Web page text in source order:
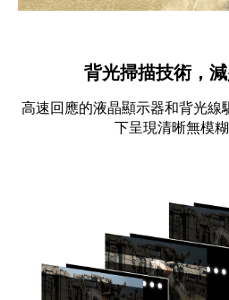
背光掃描技術，
高速回應的液晶顯示器和背光線
下呈現清晰無模糊